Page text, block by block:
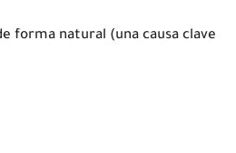
forma natural (una causa clave